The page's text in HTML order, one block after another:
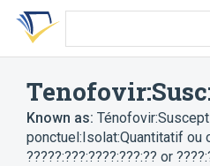
Skip
search
Skip
Skip
account
Known as:
ponctuel:Isolat:Quantitatif ou
?????:???:????:???:?? or